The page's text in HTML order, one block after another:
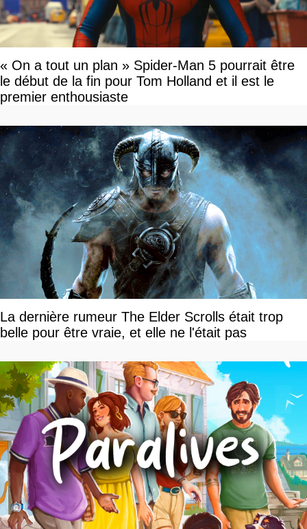
« On a tout un plan » Spider-Man 5 pourrait être
le début de la fin pour Tom Holland et il est le
premier enthousiaste
La dernière rumeur The Elder Scrolls était trop
belle pour être vraie, et elle ne l'était pas